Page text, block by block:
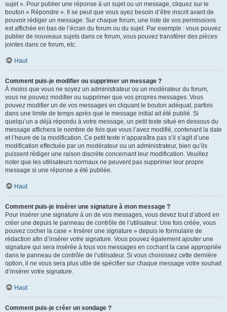
sujet ». Pour publier une réponse à un sujet ou un message, cliquez sur le
bouton « Répondre ». Il se peut que vous ayez besoin d’être inscrit avant de
pouvoir rédiger un message. Sur chaque forum, une liste de vos permissions
est affichée en bas de l’écran du forum ou du sujet. Par exemple : vous pouvez
publier de nouveaux sujets dans ce forum, vous pouvez transférer des pièces
jointes dans ce forum, etc.
Haut
Comment puis-je modifier ou supprimer un message ?
À moins que vous ne soyez un administrateur ou un modérateur du forum,
vous ne pouvez modifier ou supprimer que vos propres messages. Vous
pouvez modifier un de vos messages en cliquant le bouton adéquat, parfois
dans une limite de temps après que le message initial ait été publié. Si
quelqu’un a déjà répondu à votre message, un petit texte situé en dessous du
message affichera le nombre de fois que vous l’avez modifié, contenant la date
et l’heure de la modification. Ce petit texte n’apparaîtra pas s’il s’agit d’une
modification effectuée par un modérateur ou un administrateur, bien qu’ils
puissent rédiger une raison discrète concernant leur modification. Veuillez
noter que les utilisateurs normaux ne peuvent pas supprimer leur propre
message si une réponse a été publiée.
Haut
Comment puis-je insérer une signature à mon message ?
Pour insérer une signature à un de vos messages, vous devez tout d’abord en
créer une depuis le panneau de contrôle de l’utilisateur. Une fois créée, vous
pouvez cocher la case « Insérer une signature » depuis le formulaire de
rédaction afin d’insérer votre signature. Vous pouvez également ajouter une
signature qui sera insérée à tous vos messages en cochant la case appropriée
dans le panneau de contrôle de l’utilisateur. Si vous choisissez cette dernière
option, il ne vous sera plus utile de spécifier sur chaque message votre souhait
d’insérer votre signature.
Haut
Comment puis-je créer un sondage ?